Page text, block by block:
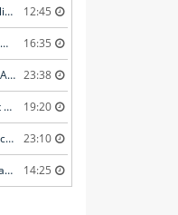
Flinke bermbrand veroorzaakt rookontwikkeling in Haastrecht 12:45
Persoon te water gered door omstanders in Waddinxveen 16:35
Steekincident leidt tot gewonde in woning in Amsterdam 23:38
Politie zet groots in bij incident met man met verward gedrag in Leeuwarden 19:20
Uitslaande woningbrand leidt tot dodelijk slachtoffer in Rotterdam 23:10
Grote verkeershinder doordat twee vrachtwagens botsen tunnel in Zwijndrecht 14:25